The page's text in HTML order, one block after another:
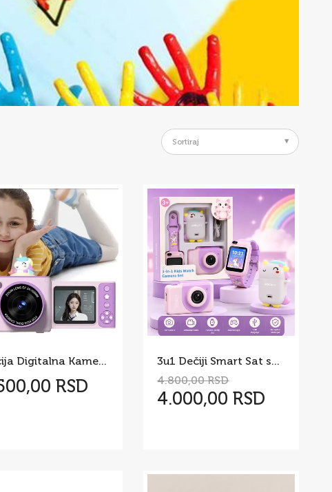
Sortiraj
Dečija Digitalna Kamera S6 sa Rotirajućim Ekranom i Motivom
RSD
3u1 Dečiji Smart Sat sa Kamerom Y9
4.800,00 RSD
4.000,00 RSD